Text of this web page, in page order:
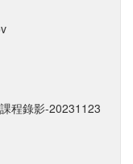
程錄影-20231123